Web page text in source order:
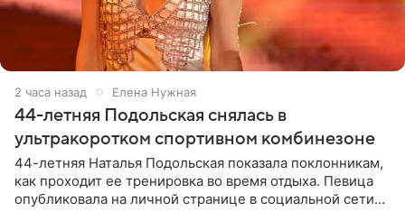
2 часа назад Елена Нужная
44-летняя Подольская снялась в
ультракоротком спортивном комбинезоне
44-летняя Наталья Подольская показала поклонникам,
как проходит ее тренировка во время отдыха. Певица
опубликовала на личной странице в социальной сети